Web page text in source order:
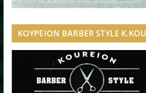
ΚΟΥΡΕΙΟΝ BARBER STYLE